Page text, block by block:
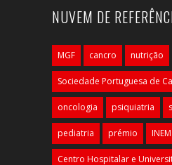
NUVEM DE
MGF cancro nutrição
Sociedade Portuguesa de
oncologia psiquiatria
pediatria prémio INEM
Centro Hospitalar e